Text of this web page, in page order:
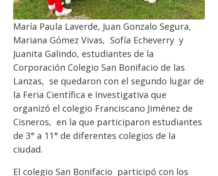
María Paula Laverde, Juan Gonzalo Segura,
Mariana Gómez Vivas, Sofía Echeverry y
Juanita Galindo, estudiantes de la
Corporación Colegio San Bonifacio de las
Lanzas, se quedaron con el segundo lugar de
la Feria Científica e Investigativa que
organizó el colegio Franciscano Jiménez de
Cisneros, en la que participaron estudiantes
de 3° a 11° de diferentes colegios de la
ciudad.
El colegio San Bonifacio participó con los